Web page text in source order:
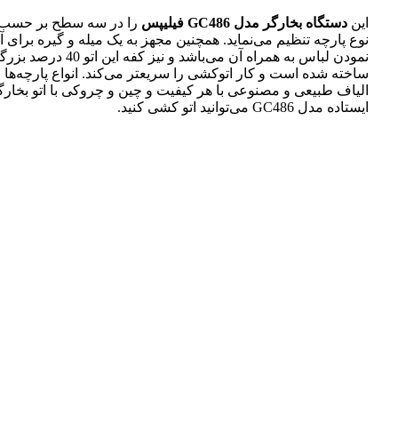
این دستگاه بخارگر مدل GC486 فیلیپس
را در سه سطح بر
نوع پارچه تنظیم می‌نماید. همچنین مجهز به یک میله و گیره برای
نمودن لباس به همراه آن می‌باشد و نیز کفه این اتو
ساخته شده است و کار اتوکشی را سریعتر می‌کند. انواع پارچه‌ها
الیاف طبیعی و مصنوعی با هر کیفیت و چین و چروکی با اتو
ایستاده مدل GC486 می‌توانید اتو کشی کنید.